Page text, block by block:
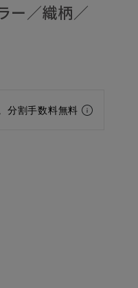
ー／織柄／
分割手数料無料